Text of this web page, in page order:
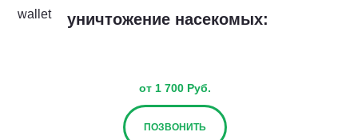
уничтожение насекомых:
от 1 700 Руб.
ПОЗВОНИТЬ